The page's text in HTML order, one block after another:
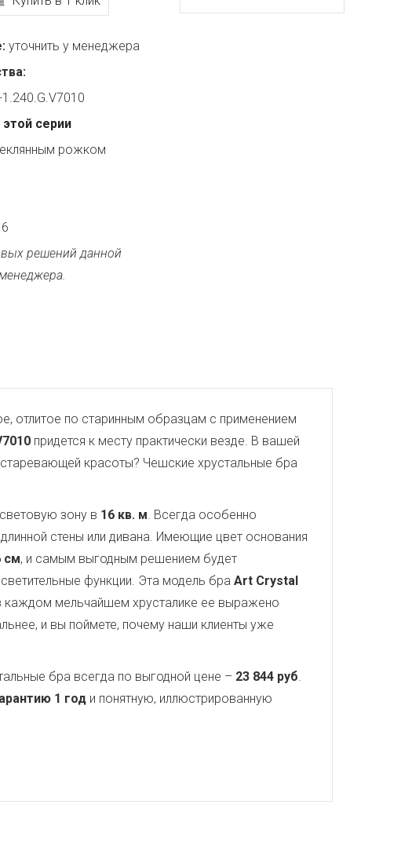
уточнить у менеджера
серии
рожком
6
решений данной
отлитое по старинным образцам с применением
придется к месту практически везде. В вашей
красоты? Чешские хрустальные бра
зону в 16 кв. м. Всегда особенно
стены или дивана. Имеющие цвет основания
см, и самым выгодным решением будет
функции. Эта модель бра Art Crystal
каждом мельчайшем хрусталике ее выражено
и вы поймете, почему наши клиенты уже
бра всегда по выгодной цене – 23 844 руб.
1 год и понятную, иллюстрированную